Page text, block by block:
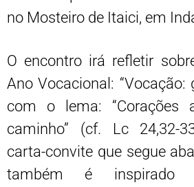
no Mosteiro de Itaici, em
O encontro irá refletir
Ano Vocacional: “Vocação:
com o lema: “Corações
caminho” (cf. Lc 24,32-
carta-convite que segue
também é inspirado